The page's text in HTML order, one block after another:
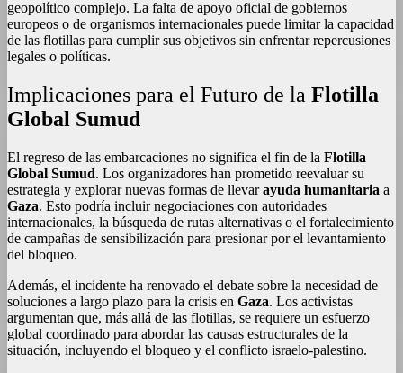
geopolítico complejo. La falta de apoyo oficial de gobiernos
europeos o de organismos internacionales puede limitar la capacidad
de las flotillas para cumplir sus objetivos sin enfrentar repercusiones
legales o políticas.
Implicaciones para el Futuro de la Flotilla
Global Sumud
El regreso de las embarcaciones no significa el fin de la Flotilla
Global Sumud. Los organizadores han prometido reevaluar su
estrategia y explorar nuevas formas de llevarayuda humanitaria a
Gaza. Esto podría incluir negociaciones con autoridades
internacionales, la búsqueda de rutas alternativas o el fortalecimiento
de campañas de sensibilización para presionar por el levantamiento
del bloqueo.
Además, el incidente ha renovado el debate sobre la necesidad de
soluciones a largo plazo para la crisis en Gaza. Los activistas
argumentan que, más allá de las flotillas, se requiere un esfuerzo
global coordinado para abordar las causas estructurales de la
situación, incluyendo el bloqueo y el conflicto israelo-palestino.